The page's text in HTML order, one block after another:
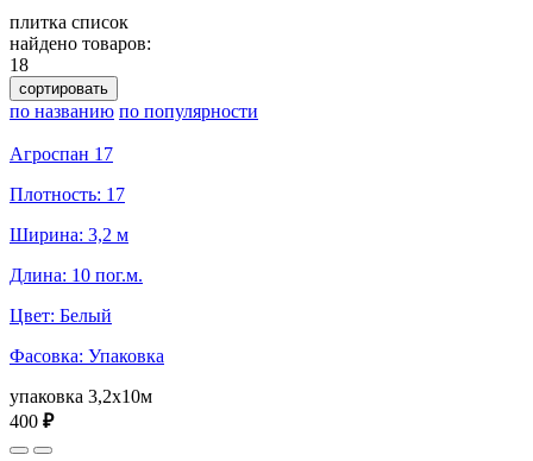
плитка список
найдено товаров:
18
сортировать
по названию по популярности
Агроспан 17
Плотность: 17
Ширина: 3,2 м
Длина: 10 пог.м.
Цвет: Белый
Фасовка: Упаковка
упаковка 3,2x10м
400 ₽